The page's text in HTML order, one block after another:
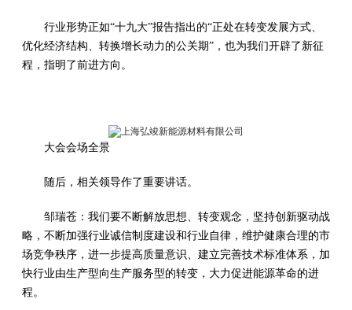
行业形势正如“十九大”报告指出的“正处在转变发展方式、
优化经济结构、转换增长动力的公关期”，也为我们开辟了新征
程，指明了前进方向。
大会会场全景
随后，相关领导作了重要讲话。
邹瑞苍：我们要不断解放思想、转变观念，坚持创新驱动战
略，不断加强行业诚信制度建设和行业自律，维护健康合理的市
场竞争秩序，进一步提高质量意识、建立完善技术标准体系，加
快行业由生产型向生产服务型的转变，大力促进能源革命的进
程。